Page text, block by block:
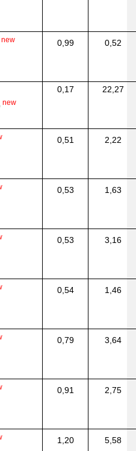
new 0,99 0,52
new
0,17 22,27
0,51 2,22
0,53 1,63
0,53 3,16
0,54 1,46
0,79 3,64
0,91 2,75
1,20 5,58